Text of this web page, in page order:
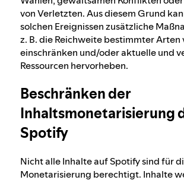
von Verletzten. Aus diesem Grund
solchen Ereignissen zusätzliche
z. B. die Reichweite bestimmter Arten
einschränken und/oder aktuelle und
Ressourcen hervorheben.
Beschränken der
Inhaltsmonetarisierung
Spotify
Nicht alle Inhalte auf Spotify sind für
Monetarisierung berechtigt. Inhalte